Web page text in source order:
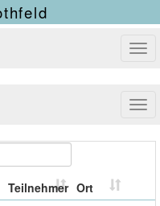
Teilnehmer Ort